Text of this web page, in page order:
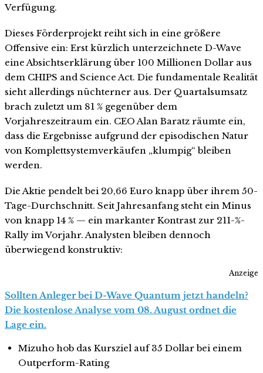
Verfügung.
Dieses Förderprojekt reiht sich in eine größere
Offensive ein: Erst kürzlich unterzeichnete D-Wave
eine Absichtserklärung über 100 Millionen Dollar aus
dem CHIPS and Science Act. Die fundamentale Realität
sieht allerdings nüchterner aus. Der Quartalsumsatz
brach zuletzt um 81 % gegenüber dem
Vorjahreszeitraum ein. CEO Alan Baratz räumte ein,
dass die Ergebnisse aufgrund der episodischen Natur
von Komplettsystemverkäufen „klumpig“ bleiben
werden.
Die Aktie pendelt bei 20,66 Euro knapp über ihrem 50-
Tage-Durchschnitt. Seit Jahresanfang steht ein Minus
von knapp 14 % — ein markanter Kontrast zur 211-%-
Rally im Vorjahr. Analysten bleiben dennoch
überwiegend konstruktiv:
Anzeige
Sollten Anleger bei D-Wave Quantum jetzt handeln?
Die kostenlose Analyse vom 08. August ordnet die
Lage ein.
Mizuho hob das Kursziel auf 35 Dollar bei einem
Outperform-Rating